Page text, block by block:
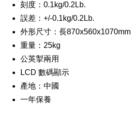
刻度：0.1kg/0.2Lb.
誤差：+/-0.1kg/0.2Lb.
外形尺寸：長870x560x1070mm
重量：25kg
公英掣兩用
LCD 數碼顯示
產地：中國
一年保養